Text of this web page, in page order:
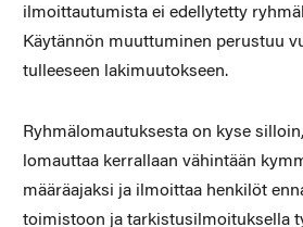
ilmoittautumista ei edellytetty
Käytännön muuttuminen perustuu
tulleeseen lakimuutokseen.
Ryhmälomautuksesta on kyse
lomauttaa kerrallaan vähintään
määräajaksi ja ilmoittaa henkilöt
toimistoon ja tarkistusilmoituksella